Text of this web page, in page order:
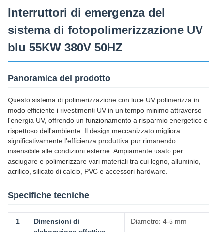
Interruttori di emergenza del
sistema di fotopolimerizzazione UV
blu 55KW 380V 50HZ
Panoramica del prodotto
Questo sistema di polimerizzazione con luce UV polimerizza in
modo efficiente i rivestimenti UV in un tempo minimo attraverso
l'energia UV, offrendo un funzionamento a risparmio energetico e
rispettoso dell'ambiente. Il design meccanizzato migliora
significativamente l'efficienza produttiva pur rimanendo
insensibile alle condizioni esterne. Ampiamente usato per
asciugare e polimerizzare vari materiali tra cui legno, alluminio,
acrilico, silicato di calcio, PVC e accessori hardware.
Specifiche tecniche
1
Dimensioni di
Diametro: 4-5 mm